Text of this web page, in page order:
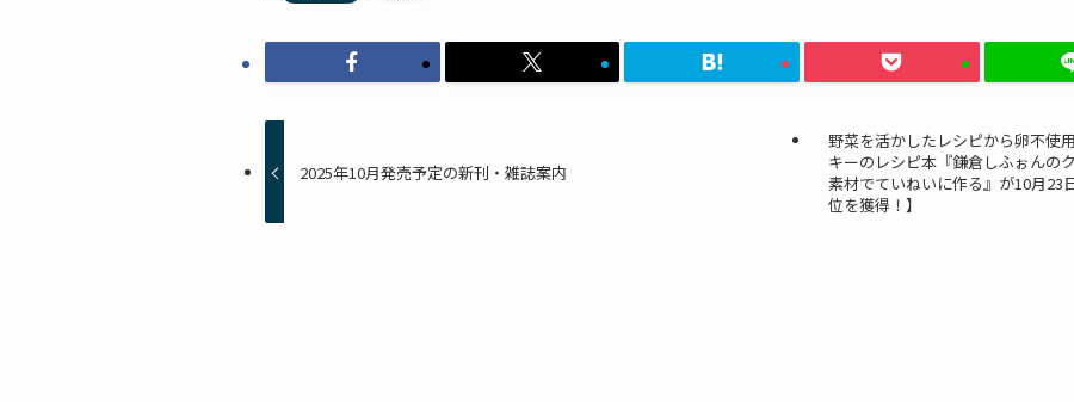
2025年10月発売予定の新刊・雑誌案内
野菜を活かしたレシピから卵不使
キーのレシピ本『鎌倉しふぉん
素材でていねいに作る』が10月23
位を獲得！】